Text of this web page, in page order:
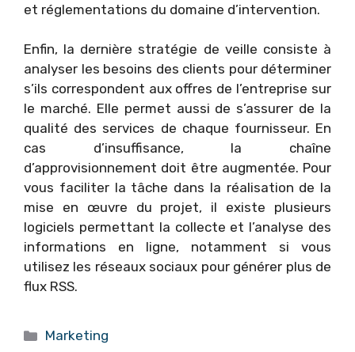
et réglementations du domaine d’intervention.
Enfin, la dernière stratégie de veille consiste à
analyser les besoins des clients pour déterminer
s’ils correspondent aux offres de l’entreprise sur
le marché. Elle permet aussi de s’assurer de la
qualité des services de chaque fournisseur. En
cas d’insuffisance, la chaîne
d’approvisionnement doit être augmentée. Pour
vous faciliter la tâche dans la réalisation de la
mise en œuvre du projet, il existe plusieurs
logiciels permettant la collecte et l’analyse des
informations en ligne, notamment si vous
utilisez les réseaux sociaux pour générer plus de
flux RSS.
Catégories
Marketing